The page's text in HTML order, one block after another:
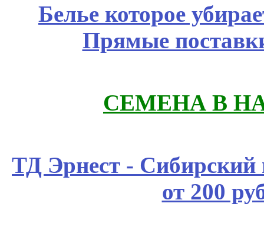
Белье которое
Прямые
СЕМЕНА В
ТД Эрнест - Сибирский
от 200